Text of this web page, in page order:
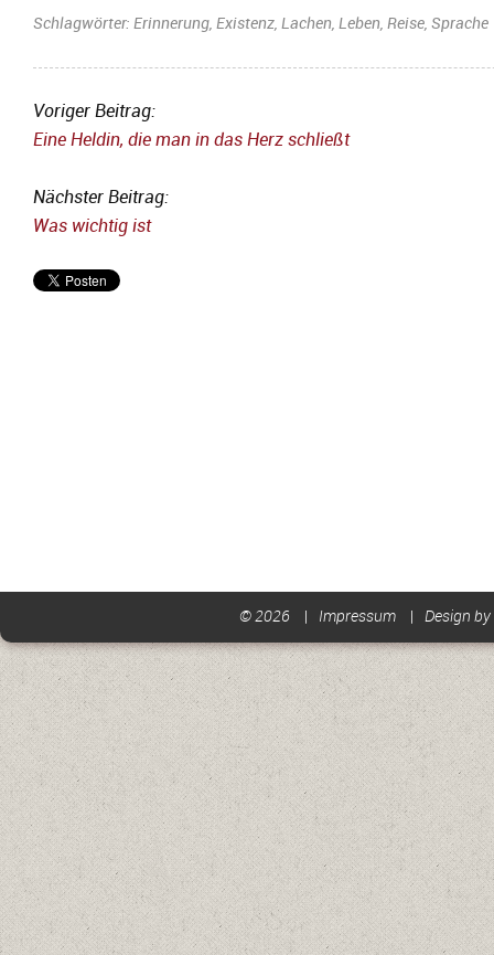
Schlagwörter: Erinnerung, Existenz, Lachen, Leben, Reise, Sprache
Voriger Beitrag:
Eine Heldin, die man in das Herz schließt
Nächster Beitrag:
Was wichtig ist
© 2026 Impressum Design